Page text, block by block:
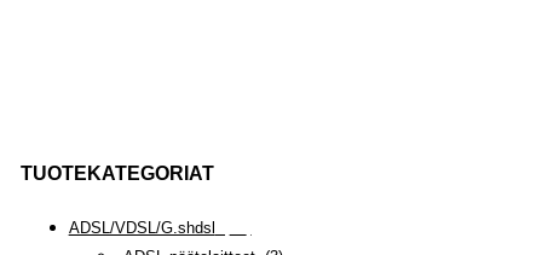
TUOTEKATEGORIAT
ADSL/VDSL/G.shdsl